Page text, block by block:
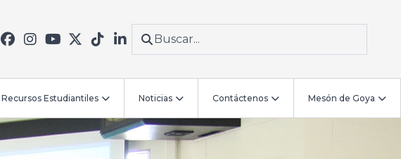
Recursos Estudiantiles Noticias Contáctenos Mesón de Goya